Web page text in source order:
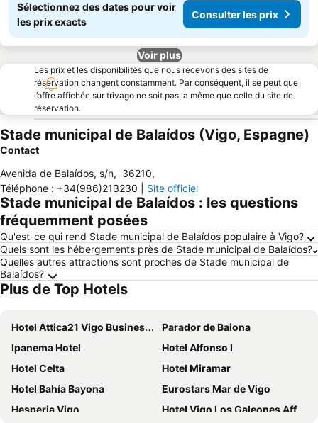
Sélectionnez des dates pour voir
les prix exacts
Consulter les prix
Voir plus
Les prix et les disponibilités que nous recevons des sites de
réservation changent constamment. Par conséquent, il se peut que
l’offre affichée sur trivago ne soit pas la même que celle du site de
réservation.
Stade municipal de Balaídos (Vigo, Espagne)
Contact
Avenida de Balaídos, s/n, 36210,
Téléphone : +34(986)213230 Site officiel
Stade municipal de Balaídos : les questions
fréquemment posées
Qu'est-ce qui rend Stade municipal de Balaídos populaire à Vigo?
Quels sont les hébergements près de Stade municipal de Balaídos?
Quelles autres attractions sont proches de Stade municipal de
Balaídos?
Plus de Top Hotels
Hotel Attica21 Vigo Business & Wellness
Parador de Baiona
Ipanema Hotel
Hotel Alfonso I
Hotel Celta
Hotel Miramar
Hotel Bahía Bayona
Eurostars Mar de Vigo
Hesperia Vigo
Hotel Vigo Los Galeones Affiliated by Meliá